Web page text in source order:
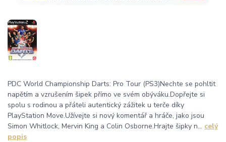
PDC World Championship Darts: Pro Tour (PS3)Nechte se pohltit
napětím a vzrušením šipek přímo ve svém obýváku.Dopřejte si
spolu s rodinou a přáteli autentický zážitek u terče díky
PlayStation Move.Užívejte si nový komentář a hráče, jako jsou
Simon Whitlock, Mervin King a Colin Osborne.Hrajte šipky n... celý
popis